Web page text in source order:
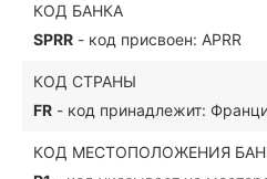
КОД БАНКА
SPRR - код присвоен: APRR
КОД СТРАНЫ
FR - код принадлежит:
КОД МЕСТОПОЛОЖЕНИЯ